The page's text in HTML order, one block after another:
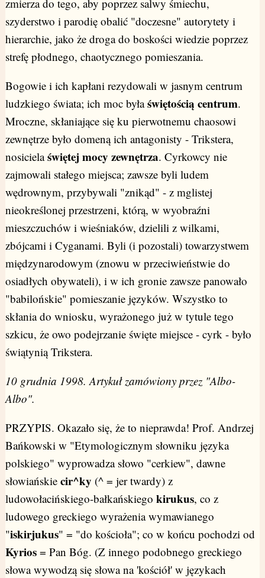
zmierza do tego, aby poprzez salwy śmiechu,
szyderstwo i parodię obalić "doczesne" autorytety i
hierarchie, jako że droga do boskości wiedzie poprzez
strefę płodnego, chaotycznego pomieszania.
Bogowie i ich kapłani rezydowali w jasnym centrum
ludzkiego świata; ich moc byłaświętością centrum.
Mroczne, skłaniające się ku pierwotnemu chaosowi
zewnętrze było domeną ich antagonisty - Trikstera,
nosicielaświętej mocy zewnętrza. Cyrkowcy nie
zajmowali stałego miejsca; zawsze byli ludem
wędrownym, przybywali "znikąd" - z mglistej
nieokreślonej przestrzeni, którą, w wyobraźni
mieszczuchów i wieśniaków, dzielili z wilkami,
zbójcami i Cyganami. Byli (i pozostali) towarzystwem
międzynarodowym (znowu w przeciwieństwie do
osiadłych obywateli), i w ich gronie zawsze panowało
"babilońskie" pomieszanie języków. Wszystko to
skłania do wniosku, wyrażonego już w tytule tego
szkicu, że owo podejrzanie święte miejsce - cyrk - było
świątynią Trikstera.
10 grudnia 1998. Artykuł zamówiony przez "Albo-
Albo".
PRZYPIS. Okazało się, że to nieprawda! Prof. Andrzej
Bańkowski w "Etymologicznym słowniku języka
polskiego" wyprowadza słowo "cerkiew", dawne
słowiańskie cir^ky (^ = jer twardy) z
ludowołacińskiego-bałkańskiego kirukus, co z
ludowego greckiego wyrażenia wymawianego
"iskirjukus" = "do kościoła"; co w końcu pochodzi od
Kyrios= Pan Bóg. (Z innego podobnego greckiego
słowa wywodzą się słowa na 'kościół' w językach